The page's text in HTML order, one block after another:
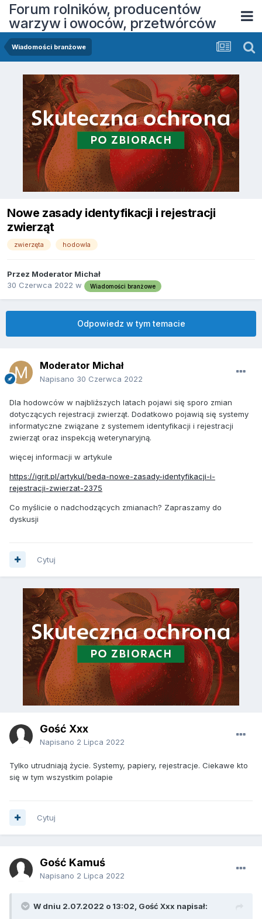
Forum rolników, producentów
warzyw i owoców, przetwórców
Wiadomości branżowe
Nowe zasady identyfikacji i rejestracji
zwierząt
zwierzęta hodowla
Przez Moderator Michał
30 Czerwca 2022 w Wiadomości branżowe
Odpowiedz w tym temacie
Moderator Michał
Napisano 30 Czerwca 2022
Dla hodowców w najbliższych latach pojawi się sporo zmian
dotyczących rejestracji zwierząt. Dodatkowo pojawią się systemy
informatyczne związane z systemem identyfikacji i rejestracji
zwierząt oraz inspekcją weterynaryjną.
więcej informacji w artykule
https://igrit.pl/artykul/beda-nowe-zasady-identyfikacji-i-
rejestracji-zwierzat-2375
Co myślicie o nadchodzących zmianach? Zapraszamy do
dyskusji
Cytuj
Gość Xxx
Napisano 2 Lipca 2022
Tylko utrudniają życie. Systemy, papiery, rejestracje. Ciekawe kto
się w tym wszystkim polapie
Cytuj
Gość Kamuś
Napisano 2 Lipca 2022
W dniu 2.07.2022 o 13:02, Gość Xxx napisał: